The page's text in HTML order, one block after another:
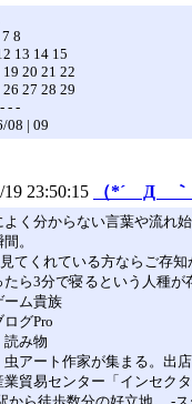
8
13 14 15
19 20 21 22
27 28 29
- -
08 | 09
19 23:50:15 （*´ Д ｀
よく分からない言葉や流れ
。
てくれている方ならご存
たら3分で寝るという人種
ーム貴族
グPro
読み物
虫アート作家が集まる。出
貿易センター「インセクタ